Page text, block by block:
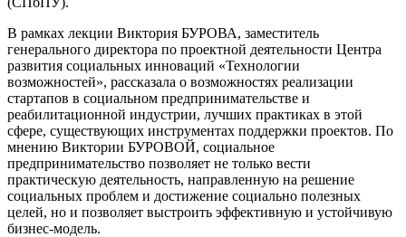
В рамках лекции Виктория БУРОВА, заместитель
генерального директора по проектной деятельности Центра
развития социальных инноваций «Технологии
возможностей», рассказала о возможностях реализации
стартапов в социальном предпринимательстве и
реабилитационной индустрии, лучших практиках в этой
сфере, существующих инструментах поддержки проектов. По
мнению Виктории БУРОВОЙ, социальное
предпринимательство позволяет не только вести
практическую деятельность, направленную на решение
социальных проблем и достижение социально полезных
целей, но и позволяет выстроить эффективную и устойчивую
бизнес-модель.